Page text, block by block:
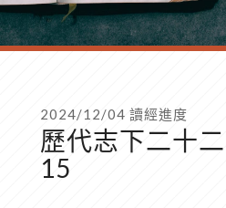
2024/12/04 讀經進度
歷代志下二十
15